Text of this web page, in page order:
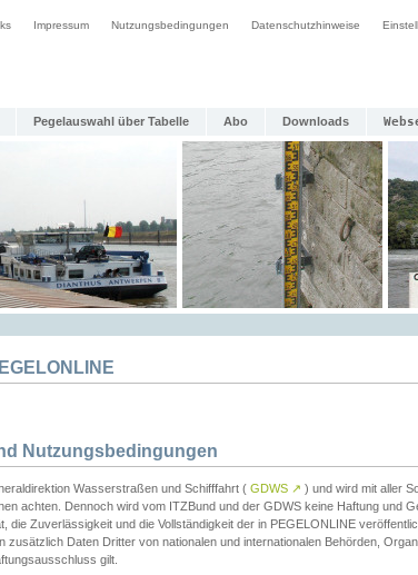
Impressum Nutzungsbedingungen Datenschutzhinweise
Pegelauswahl über Tabelle Abo Downloads
Nutzungsbedingungen
Wasserstraßen und Schifffahrt ( GDWS ↗ ) und wird mit aller
achten. Dennoch wird vom ITZBund und der GDWS keine Haftung und
die Zuverlässigkeit und die Vollständigkeit der in PEGELONLINE
zusätzlich Daten Dritter von nationalen und internationalen Behörden,
gilt.